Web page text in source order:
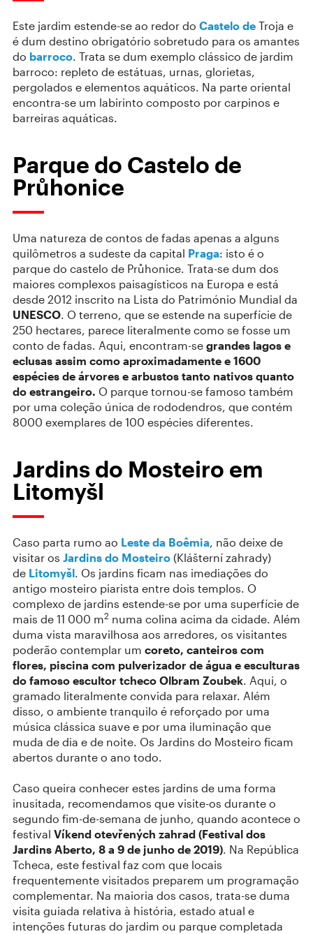
Este jardim estende-se ao redor do Castelo de Troja e
é dum destino obrigatório sobretudo para os amantes
do barroco. Trata se dum exemplo clássico de jardim
barroco: repleto de estátuas, urnas, glorietas,
pergolados e elementos aquáticos. Na parte oriental
encontra-se um labirinto composto por carpinos e
barreiras aquáticas.
Parque do Castelo de
Průhonice
Uma natureza de contos de fadas apenas a alguns
quilômetros a sudeste da capital Praga: isto é o
parque do castelo de Průhonice. Trata-se dum dos
maiores complexos paisagísticos na Europa e está
desde 2012 inscrito na Lista do Património Mundial da
UNESCO. O terreno, que se estende na superfície de
250 hectares, parece literalmente como se fosse um
conto de fadas. Aqui, encontram-se grandes lagos e
eclusas assim como aproximadamente e 1600
espécies de árvores e arbustos tanto nativos quanto
do estrangeiro. O parque tornou-se famoso também
por uma coleção única de rododendros, que contém
8000 exemplares de 100 espécies diferentes.
Jardins do Mosteiro em
Litomyšl
Caso parta rumo ao Leste da Boêmia, não deixe de
visitar os Jardins do Mosteiro (Klášterní zahrady)
de Litomyšl. Os jardins ficam nas imediações do
antigo mosteiro piarista entre dois templos. O
complexo de jardins estende-se por uma superfície de
mais de 11 000 m2 numa colina acima da cidade. Além
duma vista maravilhosa aos arredores, os visitantes
poderão contemplar um coreto, canteiros com
flores, piscina com pulverizador de água e esculturas
do famoso escultor tcheco Olbram Zoubek. Aqui, o
gramado literalmente convida para relaxar. Além
disso, o ambiente tranquilo é reforçado por uma
música clássica suave e por uma iluminação que
muda de dia e de noite. Os Jardins do Mosteiro ficam
abertos durante o ano todo.
Caso queira conhecer estes jardins de uma forma
inusitada, recomendamos que visite-os durante o
segundo fim-de-semana de junho, quando acontece o
festival Víkend otevřených zahrad (Festival dos
Jardins Aberto, 8 a 9 de junho de 2019). Na República
Tcheca, este festival faz com que locais
frequentemente visitados preparem um programação
complementar. Na maioria dos casos, trata-se duma
visita guiada relativa à história, estado atual e
intenções futuras do jardim ou parque completada